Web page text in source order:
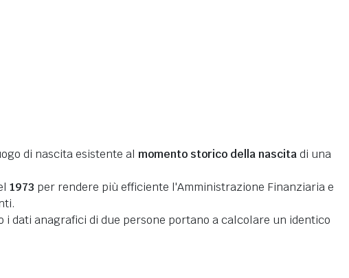
di nascita esistente al momento storico della nascitadi una
1973 per rendere più efficiente l'Amministrazione Finanziaria e
i dati anagrafici di due persone portano a calcolare un identico